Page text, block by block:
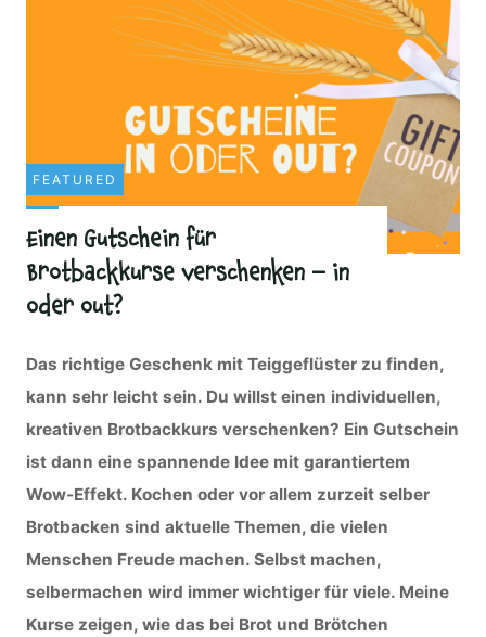
FEATURED
Einen Gutschein für
Brotbackkurse verschenken – in
oder out?
Das richtige Geschenk mit Teiggeflüster zu finden,
kann sehr leicht sein. Du willst einen individuellen,
kreativen Brotbackkurs verschenken? Ein Gutschein
ist dann eine spannende Idee mit garantiertem
Wow-Effekt. Kochen oder vor allem zurzeit selber
Brotbacken sind aktuelle Themen, die vielen
Menschen Freude machen. Selbst machen,
selbermachen wird immer wichtiger für viele. Meine
Kurse zeigen, wie das bei Brot und Brötchen